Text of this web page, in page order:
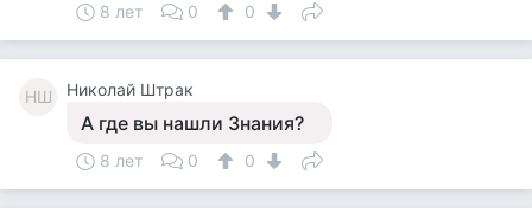
8 лет 0 0
НШ Николай Штрак
А где вы нашли Знания?
8 лет 0 0